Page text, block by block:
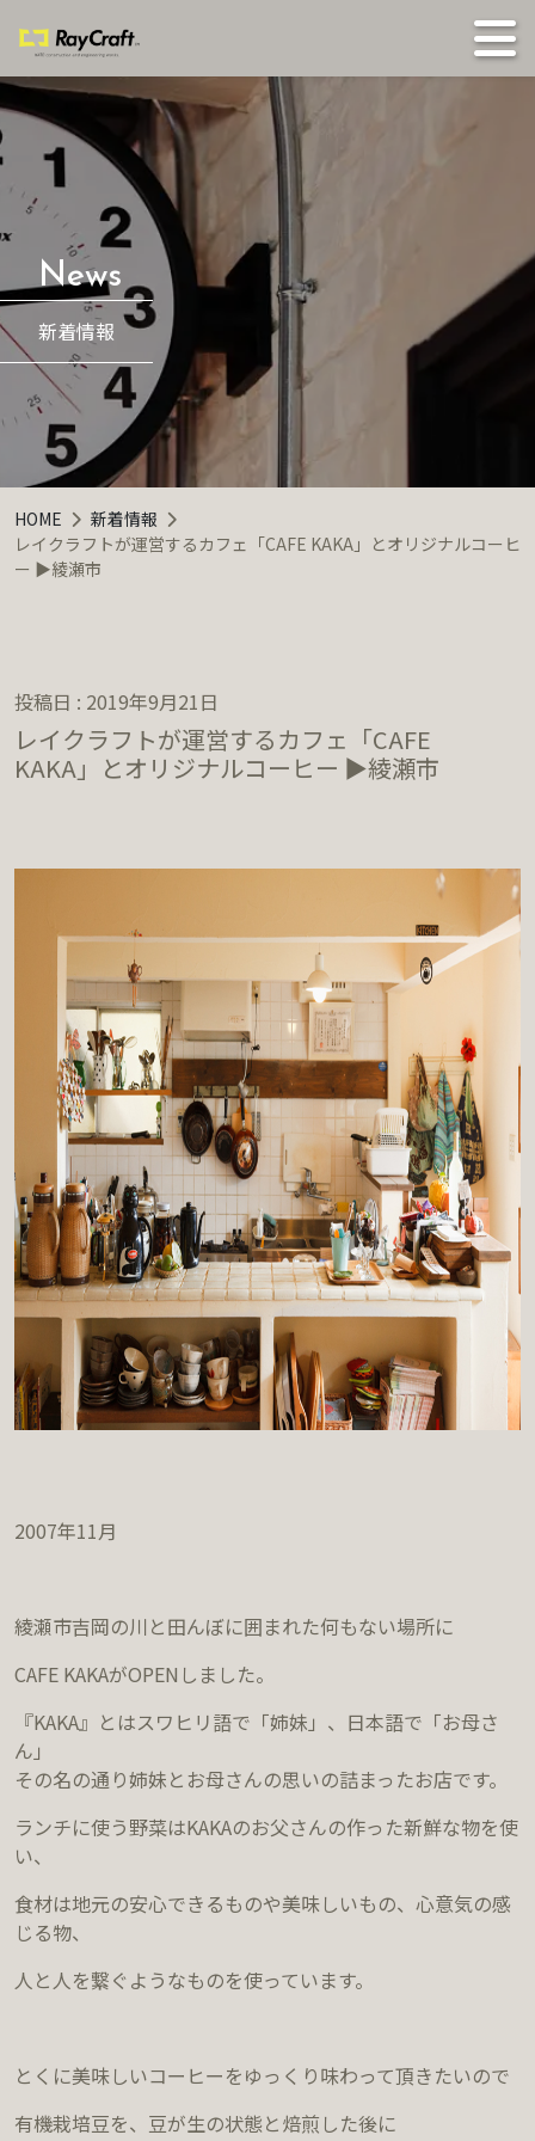
新着情報
HOME
新着情報
レイクラフトが運営するカフェ「CAFE KAKA」とオリジナルコーヒ
ー ▶︎綾瀬市
投稿日 : 2019年9月21日
レイクラフトが運営するカフェ「CAFE
KAKA」とオリジナルコーヒー ▶︎綾瀬市
2007年11月
綾瀬市吉岡の川と田んぼに囲まれた何もない場所に
CAFE KAKAがOPENしました。
『KAKA』とはスワヒリ語で「姉妹」、日本語で「お母さ
ん」
その名の通り姉妹とお母さんの思いの詰まったお店です。
ランチに使う野菜はKAKAのお父さんの作った新鮮な物を使
い、
食材は地元の安心できるものや美味しいもの、心意気の感
じる物、
人と人を繋ぐようなものを使っています。
とくに美味しいコーヒーをゆっくり味わって頂きたいので
有機栽培豆を、豆が生の状態と焙煎した後に